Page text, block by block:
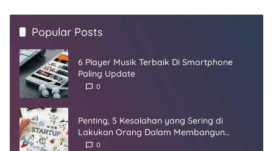
Popular Posts
6 Player Musik Terbaik Di Smartphone
Paling Update
0
Penting, 5 Kesalahan yang Sering di
Lakukan Orang Dalam Membangun
Startup
0